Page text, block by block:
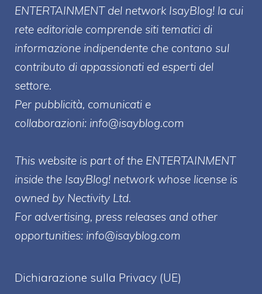
ENTERTAINMENT del network IsayBlog! la cui
rete editoriale comprende siti tematici di
informazione indipendente che contano sul
contributo di appassionati ed esperti del
settore.
Per pubblicità, comunicati e
collaborazioni: info@isayblog.com
This website is part of the ENTERTAINMENT
inside the IsayBlog! network whose license is
owned by Nectivity Ltd.
For advertising, press releases and other
opportunities: info@isayblog.com
Dichiarazione sulla Privacy (UE)